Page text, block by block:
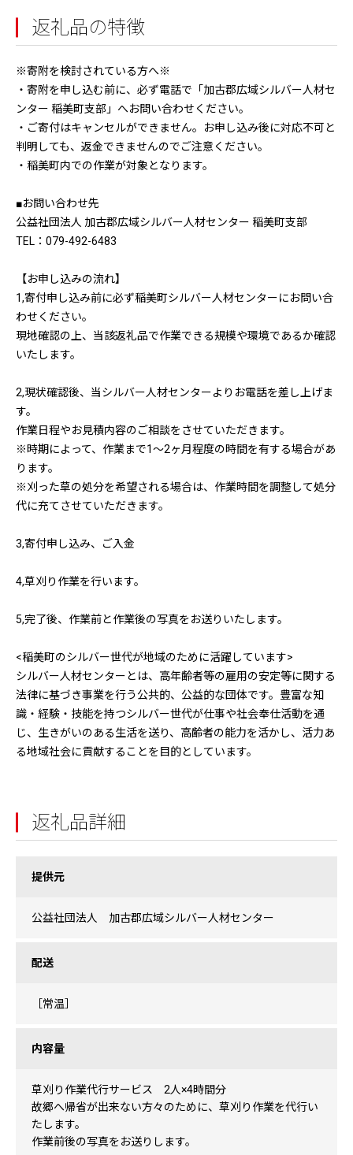
返礼品の特徴
※寄附を検討されている方へ※
・寄附を申し込む前に、必ず電話で「加古郡広域シルバー人材セ
ンター 稲美町支部」へお問い合わせください。
・ご寄付はキャンセルができません。お申し込み後に対応不可と
判明しても、返金できませんのでご注意ください。
・稲美町内での作業が対象となります。
■お問い合わせ先
公益社団法人 加古郡広域シルバー人材センター 稲美町支部
TEL：079-492-6483
【お申し込みの流れ】
1,寄付申し込み前に必ず稲美町シルバー人材センターにお問い合
わせください。
現地確認の上、当該返礼品で作業できる規模や環境であるか確認
いたします。
2,現状確認後、当シルバー人材センターよりお電話を差し上げま
す。
作業日程やお見積内容のご相談をさせていただきます。
※時期によって、作業まで1～2ヶ月程度の時間を有する場合があ
ります。
※刈った草の処分を希望される場合は、作業時間を調整して処分
代に充てさせていただきます。
3,寄付申し込み、ご入金
4,草刈り作業を行います。
5,完了後、作業前と作業後の写真をお送りいたします。
<稲美町のシルバー世代が地域のために活躍しています>
シルバー人材センターとは、高年齢者等の雇用の安定等に関する
法律に基づき事業を行う公共的、公益的な団体です。豊富な知
識・経験・技能を持つシルバー世代が仕事や社会奉仕活動を通
じ、生きがいのある生活を送り、高齢者の能力を活かし、活力あ
る地域社会に貢献することを目的としています。
返礼品詳細
提供元
公益社団法人 加古郡広域シルバー人材センター
配送
［常温］
内容量
草刈り作業代行サービス 2人×4時間分
故郷へ帰省が出来ない方々のために、草刈り作業を代行い
たします。
作業前後の写真をお送りします。